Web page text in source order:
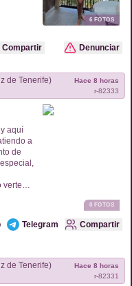
6 FOTOS
Compartir Denunciar
de Tenerife)
r-82333
Hace 8 horas
aquí
a
de
verte
0 FOTOS
Telegram
Compartir
de Tenerife)
r-82331
Hace 8 horas